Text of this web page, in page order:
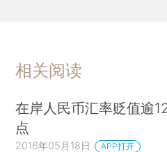
相关阅读
在岸人民币汇率贬值逾
点
2016年05月18日 APP打开